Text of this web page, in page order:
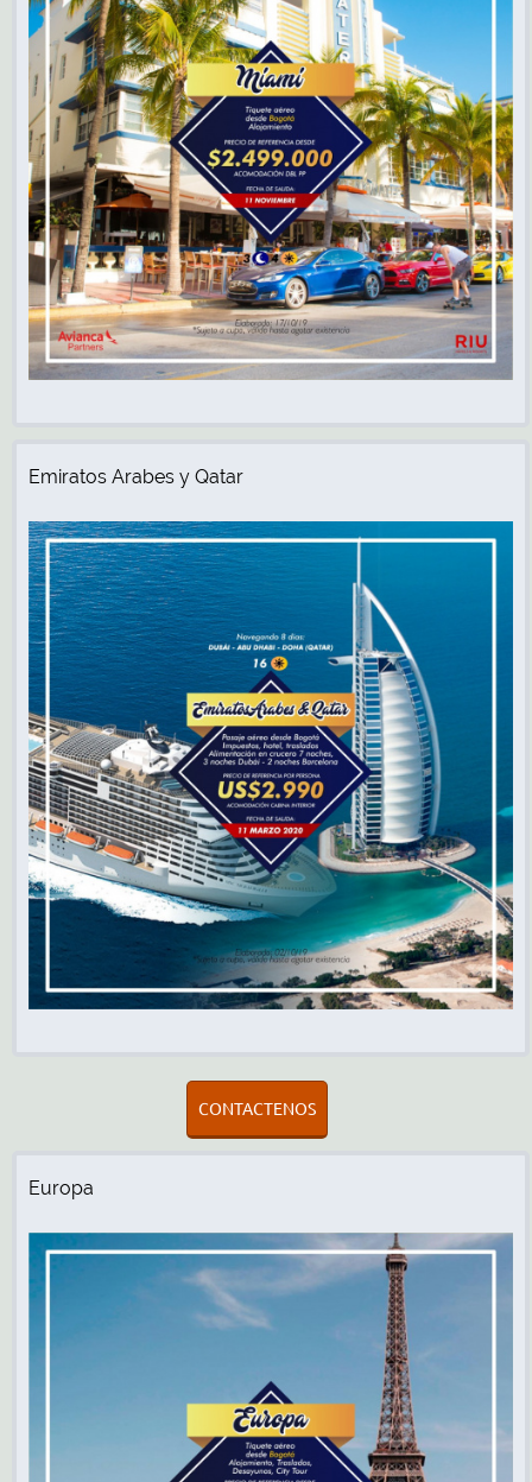
Emiratos Arabes y Qatar
CONTACTENOS
Europa